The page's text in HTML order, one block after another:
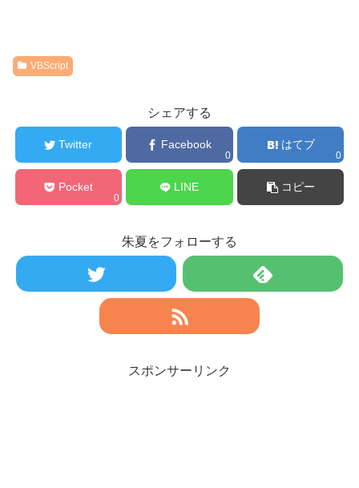
VBScript
シェアする
Twitter Facebook
0
はてブ
0
Pocket
0
LINE コピー
朱夏をフォローする
スポンサーリンク